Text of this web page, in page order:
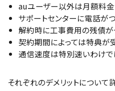
auユーザー以外は月額料金
サポートセンターに電話が
解約時に工事費用の残債
契約期間によっては特典が
通信速度は特別速いわけ
それぞれのデメリットについて